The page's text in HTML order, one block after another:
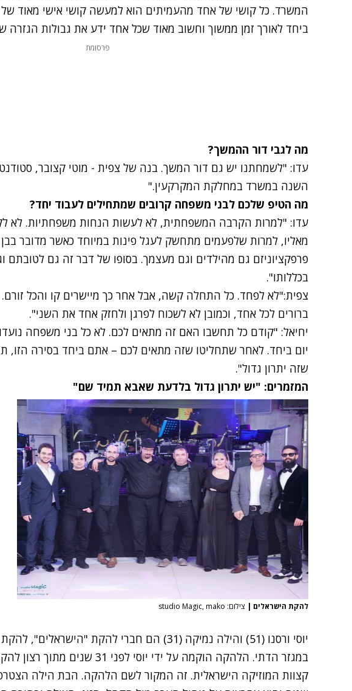
המשרד. כל קושי של אחד מהעמיתים הוא למעשה קושי אישי מאוד
ביחד לאורך זמן ממשוך וחשוב מאוד שכל אחד ידע את גבולות הגזרה
פרסומת
מה לגבי דור ההמשך?
עדו: "לשמחתנו יש גם דור המשך. בנה של צפית - מוטי קצובר,
השנה במשרד במחלקת המקרקעין."
מה הטיפ שלכם לבני משפחה קרובים שמתחילים לעבוד יחד?
עדו: "למרות הקרבה המשפחתית, לא לעשות הנחות משפחתיות. לא
מאליו, למרות שלפעמים מתחשק לעגל פינות במיוחד כאשר מדובר
פרפקציוניזם גם מהילדים וגם מעצמך. בסופו של דבר זה גם לטובתם
בכללותו".
צפית:"לא לפחד. כל התחלה קשה, אבל אחר כך מיישרים קו והכל זורם.
ברורים לכל אחד, וכמובן לא לשכוח לפרגן ולחזק אחד את השני".
יחיאל: "קודם כל תחשבו האם זה מתאים לכם. לא כל בני משפחה
יום ביחד. לאחר שתחליטו שזה מתאים לכם – אתם ביחד בסירה הזו,
שזה יתרון גדול".
המזמרים: "יש יתרון גדול בלדעת שאבא תמיד שם"
להקת הישראלים | צילום: studio Magic, mako
יוסי ורסנו (51) והילה נמיקה (31) הם חברי להקת "הישראלים", להקת
במגזר הדתי. הלהקה הוקמה על ידי יוסי
קצוות המוזיקה הישראלית. זה המקור לשם הלהקה. הבת הילה